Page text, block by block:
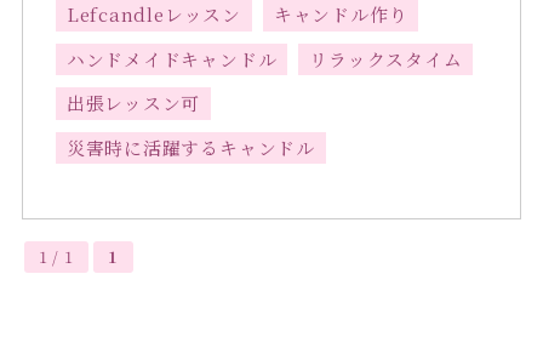
Lefcandleレッスン
キャンドル作り
ハンドメイドキャンドル
リラックスタイム
出張レッスン可
災害時に活躍するキャンドル
1 / 1 1